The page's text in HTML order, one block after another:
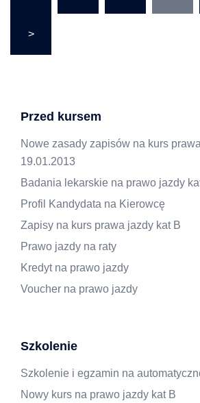
>
Przed kursem
Nowe zasady zapisów na kurs
19.01.2013
Badania lekarskie na prawo jazdy
Profil Kandydata na Kierowcę
Zapisy na kurs prawa jazdy kat B
Prawo jazdy na raty
Kredyt na prawo jazdy
Voucher na prawo jazdy
Szkolenie
Szkolenie i egzamin na
Nowy kurs na prawo jazdy kat B